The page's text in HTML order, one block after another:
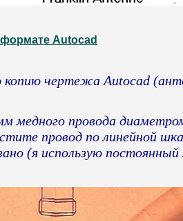
Autocad
чертежа Autocad
медного провода
провод по линейной
(я использую